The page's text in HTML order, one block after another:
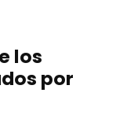
los
por